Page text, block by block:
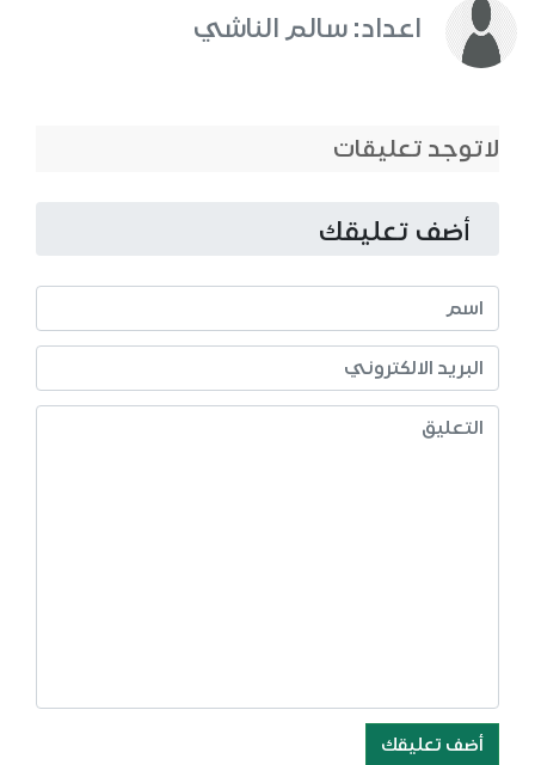
اعداد: سالم الناشي
لاتوجد تعليقات
أضف تعليقك
أضف تعليقك